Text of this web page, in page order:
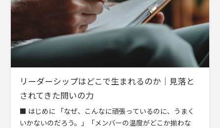
リーダーシップはどこで生まれるのか｜見落と
されてきた問いの力
■ はじめに 「なぜ、こんなに頑張っているのに、うまく
いかないのだろう。」「メンバーの温度がどこか揃わな